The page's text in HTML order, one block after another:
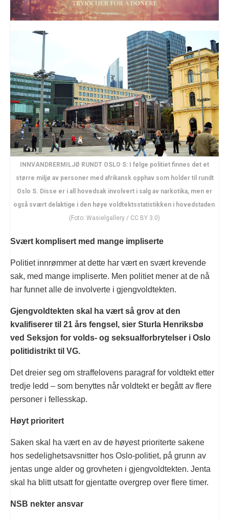
INNVANDRERMILJØ RUNDT OSLO S: I følge politiet finnes det et
større miljø av personer med afrikansk opphav som holder til rundt
Oslo S. Disse er i all hovedsak involvert i salg av narkotika, men er
også svært delaktige i den høye voldtektsstatistikken i hovedstaden.
(Foto: Wasielgallery / CC BY 3.0)
Svært komplisert med mange impliserte
Politiet innrømmer at dette har vært en svært krevende
sak, med mange impliserte. Men politiet mener at de nå
har funnet alle de involverte i gjengvoldtekten.
Gjengvoldtekten skal ha vært så grov at den
kvalifiserer til 21 års fengsel, sier Sturla Henriksbø
ved Seksjon for volds- og seksualforbrytelser i Oslo
politidistrikt til VG.
Det dreier seg om straffelovens paragraf for voldtekt etter
tredje ledd – som benyttes når voldtekt er begått av flere
personer i fellesskap.
Høyt prioritert
Saken skal ha vært en av de høyest prioriterte sakene
hos sedelighetsavsnitter hos Oslo-politiet, på grunn av
jentas unge alder og grovheten i gjengvoldtekten. Jenta
skal ha blitt utsatt for gjentatte overgrep over flere timer.
NSB nekter ansvar